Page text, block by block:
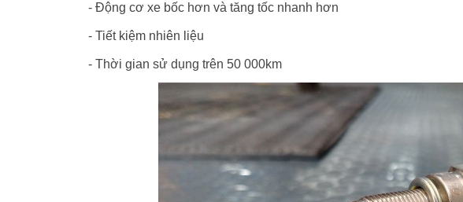
- Động cơ xe bốc hơn và tăng tốc nhanh hơn
- Tiết kiệm nhiên liệu
- Thời gian sử dụng trên 50 000km